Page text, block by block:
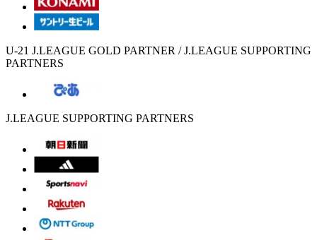
U-21 J.LEAGUE GOLD PARTNER / J.LEAGUE SUPPORTING
PARTNERS
J.LEAGUE SUPPORTING PARTNERS